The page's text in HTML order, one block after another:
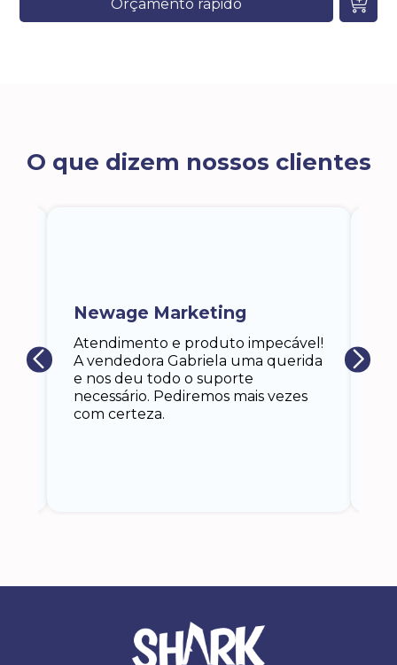
Orçamento rápido
O que dizem nossos clientes
Atendimento e produto impecável!
A vendedora Gabriela uma querida
e nos deu todo o suporte
necessário. Pediremos mais vezes
com certeza.
Newage Marketing